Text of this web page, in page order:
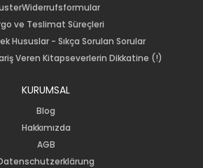
ve Teslimat Süreçleri
Hususlar - Sıkça Sorulan Sorular
Veren Kitapseverlerin Dikkatine (!)
KURUMSAL
Blog
Hakkımızda
AGB